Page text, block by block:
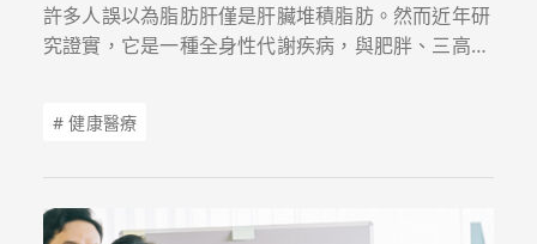
許多人誤以為脂肪肝僅是肝臟堆積脂肪。然而近年研
究證實，它是一種全身性代謝疾病，與肥胖、三高及
# 健康醫療